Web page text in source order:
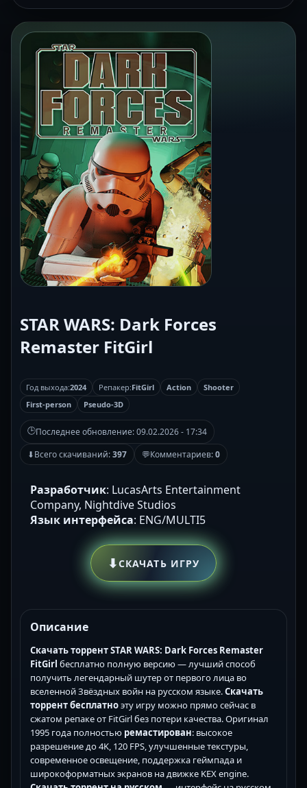
STAR WARS: Dark Forces
Remaster FitGirl
Год выхода:2024 Репакер:FitGirl Action
Shooter
First-person
Pseudo-3D
🕒Последнее обновление:09.02.2026 - 17:34
⬇Всего скачиваний:397 💬Комментариев:0
Разработчик: LucasArts Entertainment
Company, Nightdive Studios
Язык интерфейса: ENG/MULTI5
⬇СКАЧАТЬ ИГРУ
Описание
Скачать торрент STAR WARS: Dark Forces Remaster
FitGirl бесплатно полную версию — лучший способ
получить легендарный шутер от первого лица во
вселенной Звёздных войн на русском языке.Скачать
торрент бесплатноэту игру можно прямо сейчас в
сжатом репаке от FitGirl без потери качества. Оригинал
1995 года полностью ремастирован: высокое
разрешение до 4K, 120 FPS, улучшенные текстуры,
современное освещение, поддержка геймпада и
широкоформатных экранов на движке KEX engine.